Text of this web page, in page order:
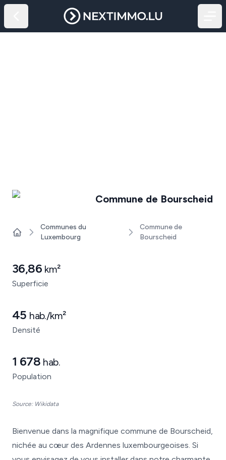
Commune de Bourscheid
Communes du
Luxembourg
Commune de
Bourscheid
Superficie
36,86 km²
Densité
45 hab./km²
Population
1 678 hab.
Source: Wikidata
Bienvenue dans la magnifique commune de Bourscheid,
nichée au cœur des Ardennes luxembourgeoises. Si